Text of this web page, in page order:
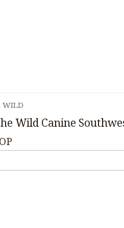
WILD
Wild Canine